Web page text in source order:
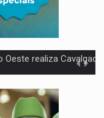
nos anos iniciais do ensino
criminosa é preso durante
DAS ELEIÇÕES: